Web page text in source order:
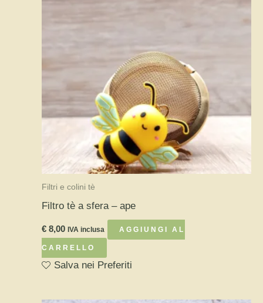
Filtri e colini tè
Filtro tè a sfera – ape
€ 8,00 IVA inclusa AGGIUNGI AL
CARRELLO
Salva nei Preferiti